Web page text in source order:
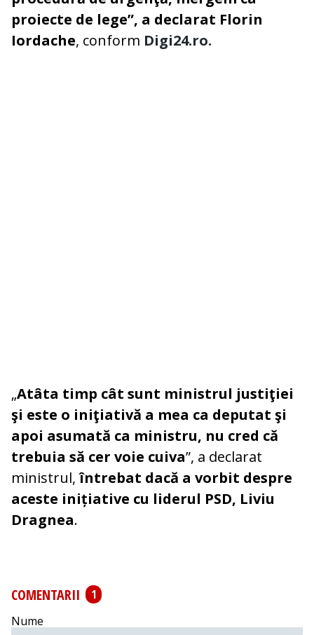
proiecte de lege”, a declarat Florin
Iordache, conform Digi24.ro.
„Atâta timp cât sunt ministrul justiţiei
şi este o iniţiativă a mea ca deputat şi
apoi asumată ca ministru, nu cred că
trebuia să cer voie cuiva”, a declarat
ministrul,întrebat dacă a vorbit despre
aceste inițiative cu liderul PSD, Liviu
Dragnea.
COMENTARII
1
Nume